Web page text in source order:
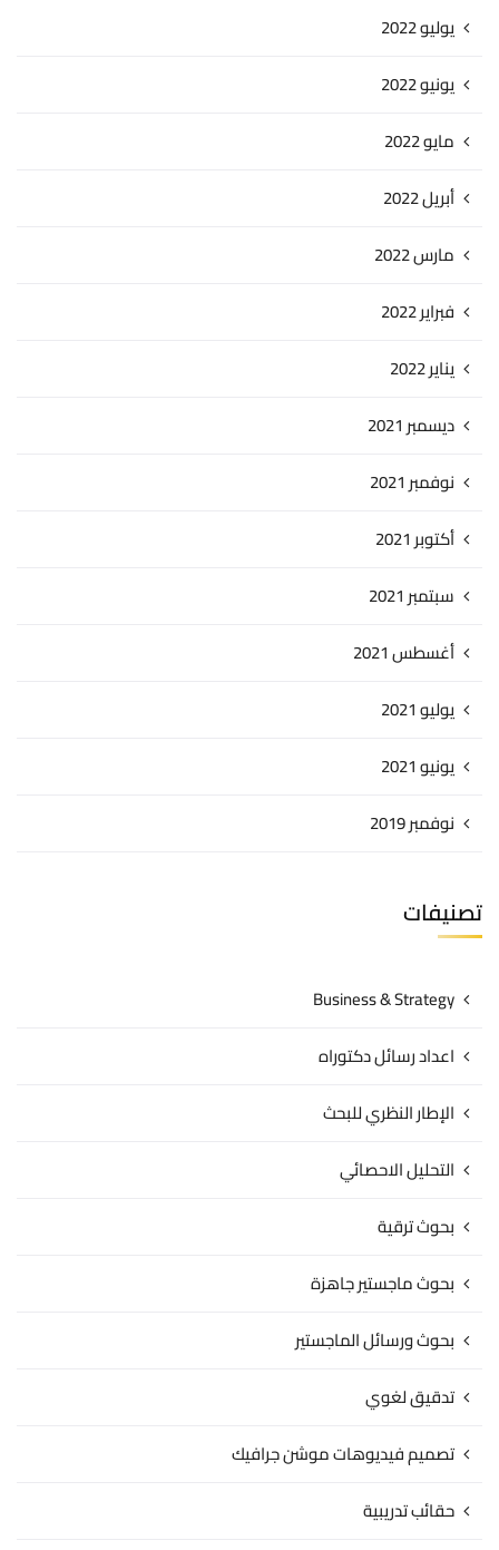
يوليو 2022
يونيو 2022
مايو 2022
أبريل 2022
مارس 2022
فبراير 2022
يناير 2022
ديسمبر 2021
نوفمبر 2021
أكتوبر 2021
سبتمبر 2021
أغسطس 2021
يوليو 2021
يونيو 2021
نوفمبر 2019
تصنيفات
Business & Strategy
اعداد رسائل دكتوراه
الإطار النظري للبحث
التحليل الاحصائي
بحوث ترقية
بحوث ماجستير جاهزة
بحوث ورسائل الماجستير
تدقيق لغوي
تصميم فيديوهات موشن جرافيك
حقائب تدريبية